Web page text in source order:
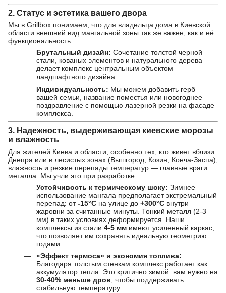
2. Статус и эстетика вашего двора
Мы в Grillbox понимаем, что для владельца дома в Киевской
области внешний вид мангальной зоны так же важен, как и её
функциональность.
Брутальный дизайн: Сочетание толстой черной
стали, кованых элементов и натурального дерева
делает комплекс центральным объектом
ландшафтного дизайна.
Индивидуальность: Мы можем добавить герб
вашей семьи, название поместья или новогоднее
поздравление с помощью лазерной резки на фасаде
комплекса.
3. Надежность, выдерживающая киевские морозы
и влажность
Для жителей Киева и области, особенно тех, кто живет вблизи
Днепра или в лесистых зонах (Вышгород, Козин, Конча-Заспа),
влажность и резкие перепады температур — главные враги
металла. Мы учли это при разработке:
Устойчивость к термическому шоку: Зимнее
использование мангала предполагает экстремальный
перепад: от-15°C на улице до +300°C внутри
жаровни за считанные минуты. Тонкий металл (2-3
мм) в таких условиях деформируется. Наши
комплексы из стали 4-5 мм имеют усиленный каркас,
что позволяет им сохранять идеальную геометрию
годами.
«Эффект термоса» и экономия топлива:
Благодаря толстым стенкам комплекс работает как
аккумулятор тепла. Это критично зимой: вам нужно на
30-40% меньше дров, чтобы поддерживать
стабильную температуру.